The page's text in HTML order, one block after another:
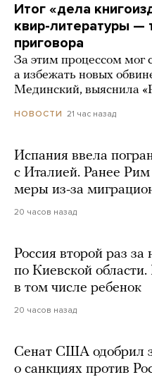
Итог «дела
квир-литературы —
приговора
За этим процессом мог
а избежать новых
Мединский, выяснила
НОВОСТИ 21 час назад
Испания ввела
с Италией. Ранее
меры из-за
20 часов назад
Россия второй раз
по Киевской
в том числе ребенок
20 часов назад
Сенат США одобрил
о санкциях против